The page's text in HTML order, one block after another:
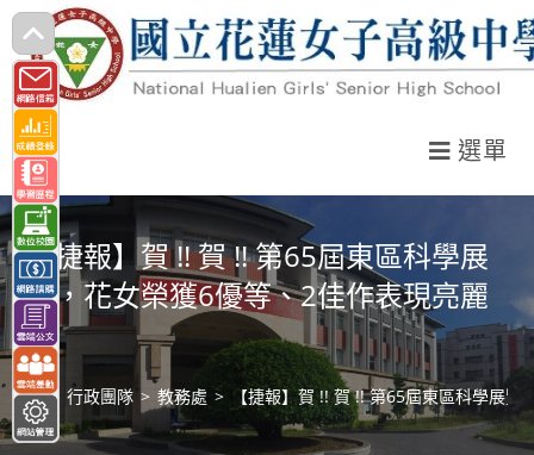
跳
轉
至
主
要
內
容
選單
【捷報】賀 !! 賀 !! 第65屆東區科學展
覽，花女榮獲6優等、2佳作表現亮麗
🏆
> 行政團隊 > 教務處 > 【捷報】賀 !! 賀 !! 第65屆東區科學展覽